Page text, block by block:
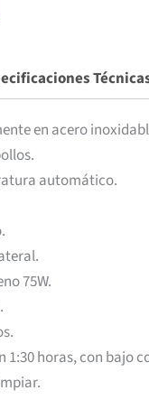
en acero
automático.
75W.
1:30 horas, con bajo